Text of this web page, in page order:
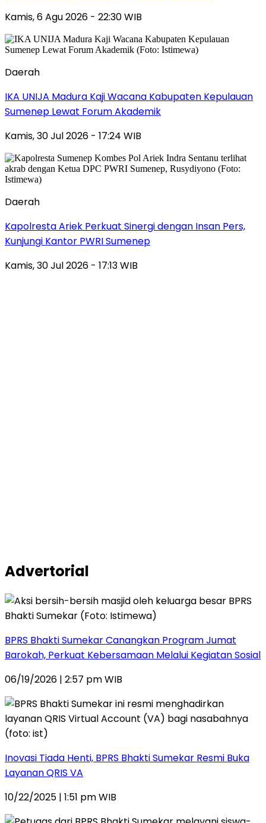
Kamis, 6 Agu 2026 - 22:30 WIB
Daerah
IKA UNIJA Madura Kaji Wacana Kabupaten Kepulauan
Sumenep Lewat Forum Akademik
Kamis, 30 Jul 2026 - 17:24 WIB
Daerah
Kapolresta Ariek Perkuat Sinergi dengan Insan Pers,
Kunjungi Kantor PWRI Sumenep
Kamis, 30 Jul 2026 - 17:13 WIB
Advertorial
BPRS Bhakti Sumekar Canangkan Program Jumat
Barokah, Perkuat Kebersamaan Melalui Kegiatan Sosial
06/19/2026 | 2:57 pm WIB
Inovasi Tiada Henti, BPRS Bhakti Sumekar Resmi Buka
Layanan QRIS VA
10/22/2025 | 1:51 pm WIB